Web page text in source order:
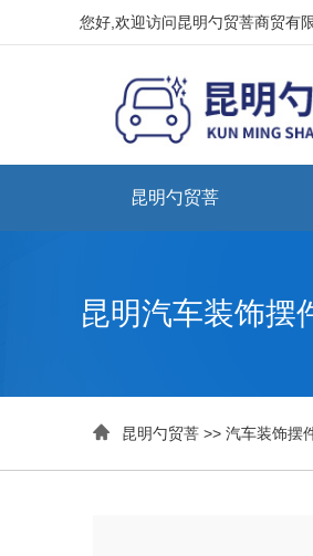
您好,欢迎访问昆明勺贸菩商贸有
昆明勺贸菩
昆明汽车装饰摆
 昆明勺贸菩 >> 汽车装饰摆